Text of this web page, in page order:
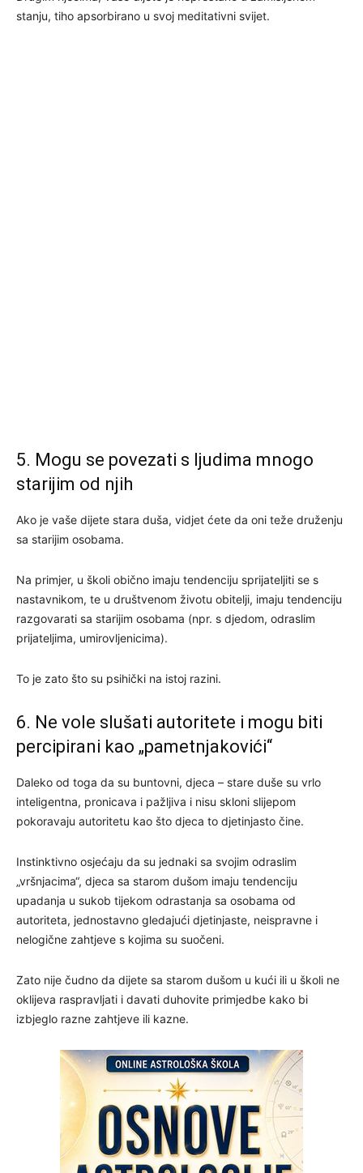
stanju, tiho apsorbirano u svoj meditativni svijet.
5. Mogu se povezati s ljudima mnogo
starijim od njih
Ako je vaše dijete stara duša, vidjet ćete da oni teže druženju
sa starijim osobama.
Na primjer, u školi obično imaju tendenciju sprijateljiti se s
nastavnikom, te u društvenom životu obitelji, imaju tendenciju
razgovarati sa starijim osobama (npr. s djedom, odraslim
prijateljima, umirovljenicima).
To je zato što su psihički na istoj razini.
6. Ne vole slušati autoritete i mogu biti
percipirani kao „pametnjakovići“
Daleko od toga da su buntovni, djeca – stare duše su vrlo
inteligentna, pronicava i pažljiva i nisu skloni slijepom
pokoravaju autoritetu kao što djeca to djetinjasto čine.
Instinktivno osjećaju da su jednaki sa svojim odraslim
„vršnjacima“, djeca sa starom dušom imaju tendenciju
upadanja u sukob tijekom odrastanja sa osobama od
autoriteta, jednostavno gledajući djetinjaste, neispravne i
nelogične zahtjeve s kojima su suočeni.
Zato nije čudno da dijete sa starom dušom u kući ili u školi ne
oklijeva raspravljati i davati duhovite primjedbe kako bi
izbjeglo razne zahtjeve ili kazne.